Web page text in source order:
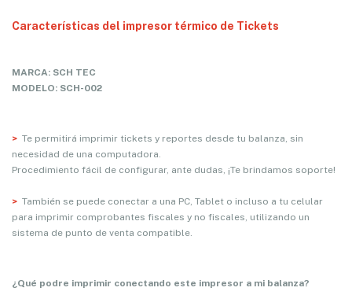
Características del impresor térmico de Tickets
MARCA: SCH TEC
MODELO: SCH-002
> Te permitirá imprimir tickets y reportes desde tu balanza, sin
necesidad de una computadora.
Procedimiento fácil de configurar, ante dudas, ¡Te brindamos soporte!
> También se puede conectar a una PC, Tablet o incluso a tu celular
para imprimir comprobantes fiscales y no fiscales, utilizando un
sistema de punto de venta compatible.
¿Qué podre imprimir conectando este impresor a mi balanza?